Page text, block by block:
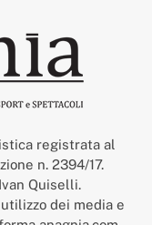
registrata al
n. 2394/17.
Quiselli.
dei media e